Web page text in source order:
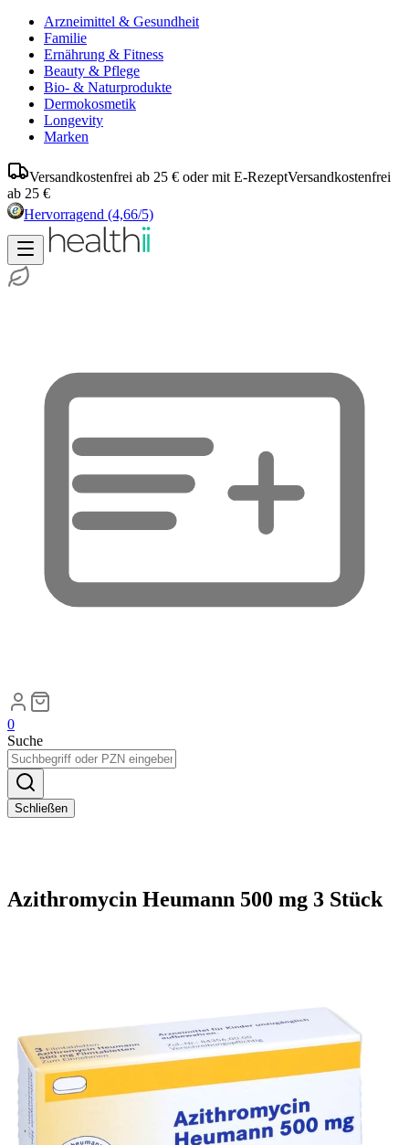
Arzneimittel & Gesundheit
Familie
Ernährung & Fitness
Beauty & Pflege
Bio- & Naturprodukte
Dermokosmetik
Longevity
Marken
Versandkostenfrei ab 25 € oder mit E-RezeptVersandkostenfrei
ab 25 €
Hervorragend (4,66/5)
0
Suche
Schließen
Azithromycin Heumann 500 mg 3 Stück